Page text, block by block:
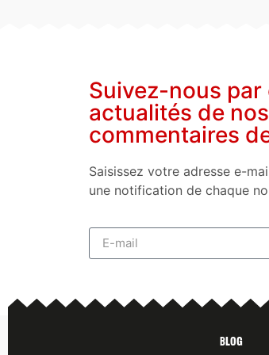
Suivez-nous
actualités de
commentaires
Saisissez votre adresse e-
une notification de chaque
Blog